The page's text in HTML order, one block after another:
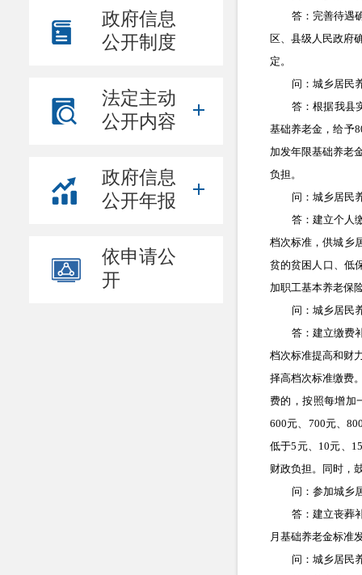
政府信息
公开制度
法定主动
公开内容
政府信息
公开年报
依申请公
开
答：完善待遇
区、县级人民政府
定。
问：城乡居民
答：根据我县
基础养老金，给予
加发年限基础养老
负担。
问：城乡居民
答：建立个人
档次标准，供城乡
贫的贫困人口、低
加职工基本养老保
问：城乡居民
答：建立缴费
档次标准提高和财
择高档次标准缴费
费的，按照每增加
600元、 700元、
低于5 元、 10元、 15
财政负担。同时，
问：参加城乡
答：建立丧葬
月基础养老金标准
问：城乡居民